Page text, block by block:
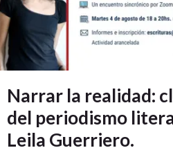
Narrar la realidad:
del periodismo
Leila Guerriero.